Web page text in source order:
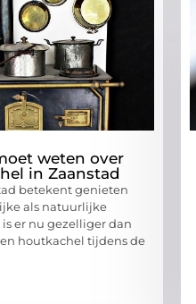
weten over
in Zaanstad
betekent genieten
als natuurlijke
er nu gezelliger dan
houtkachel tijdens de